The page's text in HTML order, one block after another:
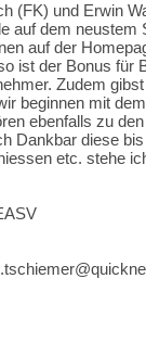
(FK) und Erwin
auf dem neustem
auf der
ist der Bonus für
Zudem
beginnen mit
ebenfalls zu
Dankbar diese
etc. stehe